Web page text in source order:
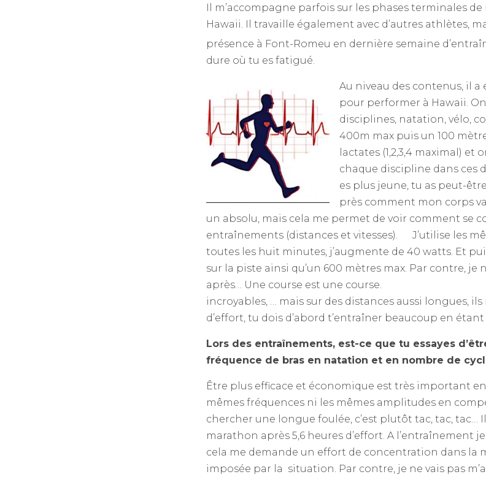
Il m’accompagne parfois sur les phases terminales
Hawaii. Il travaille également avec d’autres athlètes,
présence à Font-Romeu en dernière semaine
dure où tu es fatigué.
Au niveau des contenus, il
pour performer à Hawaii.
disciplines, natation, vélo,
400m max puis un 100
lactates (1,2,3,4 maximal) et
chaque discipline dans ces
es plus jeune, tu as peut-
près comment mon corps
un absolu, mais cela me permet de voir comment se
entraînements (distances et vitesses). J’utilise les
toutes les huit minutes, j’augmente de 40 watts. Et
sur la piste ainsi qu’un 600 mètres max. Par contre,
après… Une course est une course. Les
incroyables, … mais sur des distances aussi longues,
d’effort, tu dois d’abord t’entraîner beaucoup en
Lors des entraînements, est-ce que tu essayes
fréquence de bras en natation et en nombre de
Être plus efficace et économique est très important
mêmes fréquences ni les mêmes amplitudes en
chercher une longue foulée, c’est plutôt tac, tac,
marathon après 5,6 heures d’effort. A
cela me demande un effort de concentration dans la
imposée par la situation. Par contre, je ne vais pas